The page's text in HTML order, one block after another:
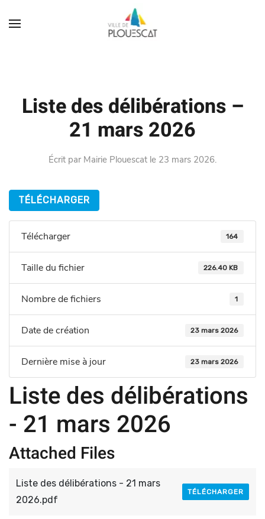
Liste des délibérations –
21 mars 2026
Écrit par Mairie Plouescat le 23 mars 2026.
TÉLÉCHARGER
Télécharger 164
Taille du fichier 226.40 KB
Nombre de fichiers 1
Date de création 23 mars 2026
Dernière mise à jour 23 mars 2026
Liste des délibérations
- 21 mars 2026
Attached Files
Liste des délibérations - 21 mars
2026.pdf
TÉLÉCHARGER